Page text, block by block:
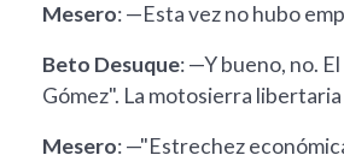
Mesero: —Esta vez no hubo
Beto Desuque: —Y bueno, no.
Gómez". La motosierra
Mesero: —"Estrechez